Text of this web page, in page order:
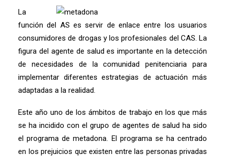
La
función del AS es servir de enlace entre los usuarios
consumidores de drogas y los profesionales del CAS. La
figura del agente de salud es importante en la detección
de necesidades de la comunidad penitenciaria para
implementar diferentes estrategias de actuación más
adaptadas a la realidad.
Este año uno de los ámbitos de trabajo en los que más
se ha incidido con el grupo de agentes de salud ha sido
el programa de metadona. El programa se ha centrado
en los prejuicios que existen entre las personas privadas